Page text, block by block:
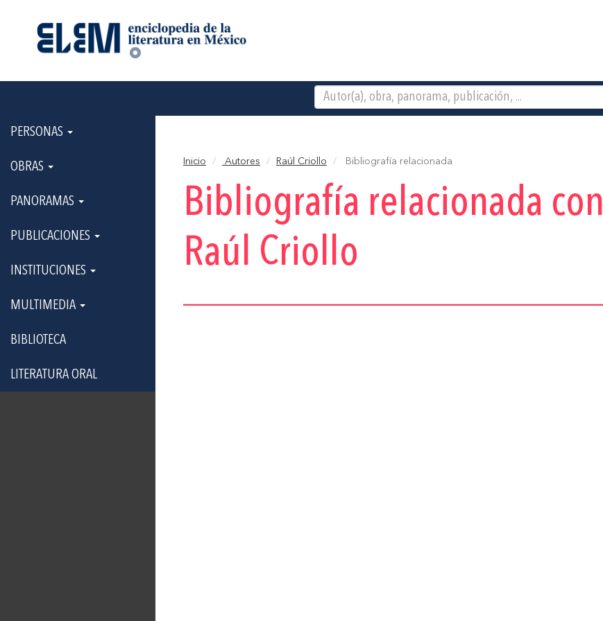
PERSONAS
OBRAS
PANORAMAS
PUBLICACIONES
INSTITUCIONES
MULTIMEDIA
BIBLIOTECA
LITERATURA ORAL
Inicio Autores Raúl Criollo Bibliografía relacionada
Bibliografía relacionada con
Raúl Criollo